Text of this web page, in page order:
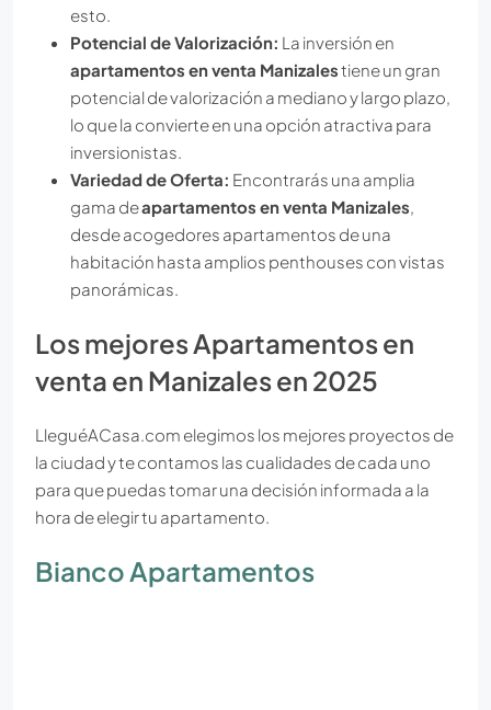
esto.
Potencial de Valorización: La inversión en
apartamentos en venta Manizalestiene un gran
potencial de valorización a mediano y largo plazo,
lo que la convierte en una opción atractiva para
inversionistas.
Variedad de Oferta: Encontrarás una amplia
gama deapartamentos en venta Manizales,
desde acogedores apartamentos de una
habitación hasta amplios penthouses con vistas
panorámicas.
Los mejores Apartamentos en
venta en Manizales en 2025
LleguéACasa.com elegimos los mejores proyectos de
la ciudad y te contamos las cualidades de cada uno
para que puedas tomar una decisión informada a la
hora de elegir tu apartamento.
Bianco Apartamentos